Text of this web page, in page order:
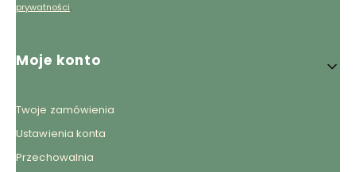
prywatności.
Linki w stopce
Moje konto
Twoje zamówienia
Ustawienia konta
Przechowalnia